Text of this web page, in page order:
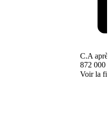
C.A
872 000 €
Voir la